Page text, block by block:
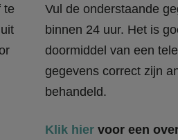
te
Vul de onderstaande
binnen 24 uur. Het is
doormiddel van een
gegevens correct zijn
behandeld.
Klik hier voor een